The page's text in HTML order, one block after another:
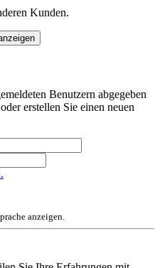
Kunden.
Benutzern abgegeben
erstellen Sie einen neuen
anzeigen.